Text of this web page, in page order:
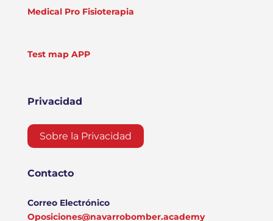
Medical Pro Fisioterapia
Test map APP
Privacidad
Sobre la Privacidad
Contacto
Correo Electrónico
Oposiciones@navarrobomber.academy